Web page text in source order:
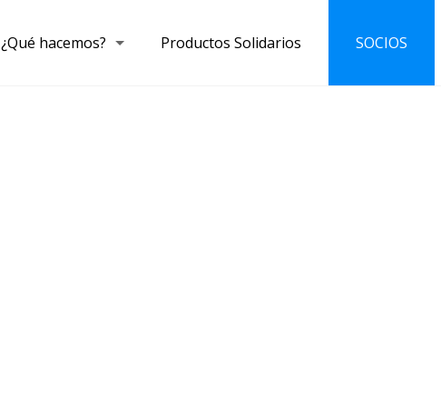
¿Qué hacemos? Productos Solidarios SOCIOS